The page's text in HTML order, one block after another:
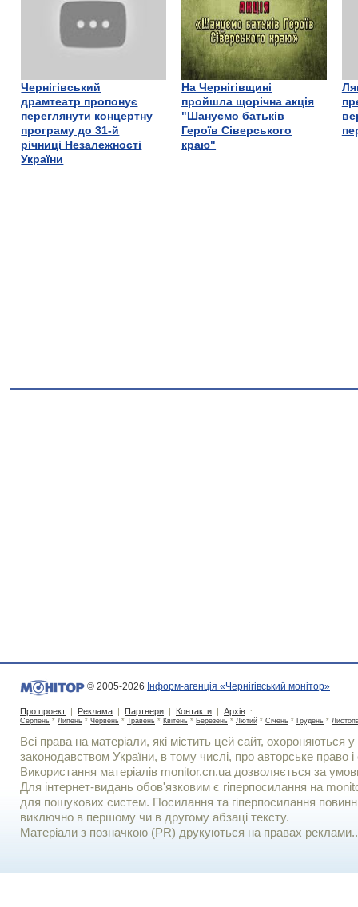
Чернігівський
драмтеатр пропонує
переглянути концертну
програму до 31-й
річниці Незалежності
України
На Чернігівщині
пройшла щорічна акція
"Шануємо батьків
Героїв Сіверського
краю"
© 2005-2026 Інформ-агенція «Чернігівський монітор»
Про проект | Реклама | Партнери | Контакти | Архів :
Серпень * Липень * Червень * Травень * Квітень * Березень * Лютий * Січень * Грудень *
Всі права на матеріали, які містить цей сайт, охороняються у
законодавством України, в тому числі, про авторське право і
Використання матерiалiв monitor.cn.ua дозволяється за
Для iнтернет-видань обов'язковим є гiперпосилання на
для пошукових систем. Посилання та гіперпосилання
виключно в першому чи в другому абзаці тексту.
Матеріали з позначкою (PR) друкуються на правах реклами..